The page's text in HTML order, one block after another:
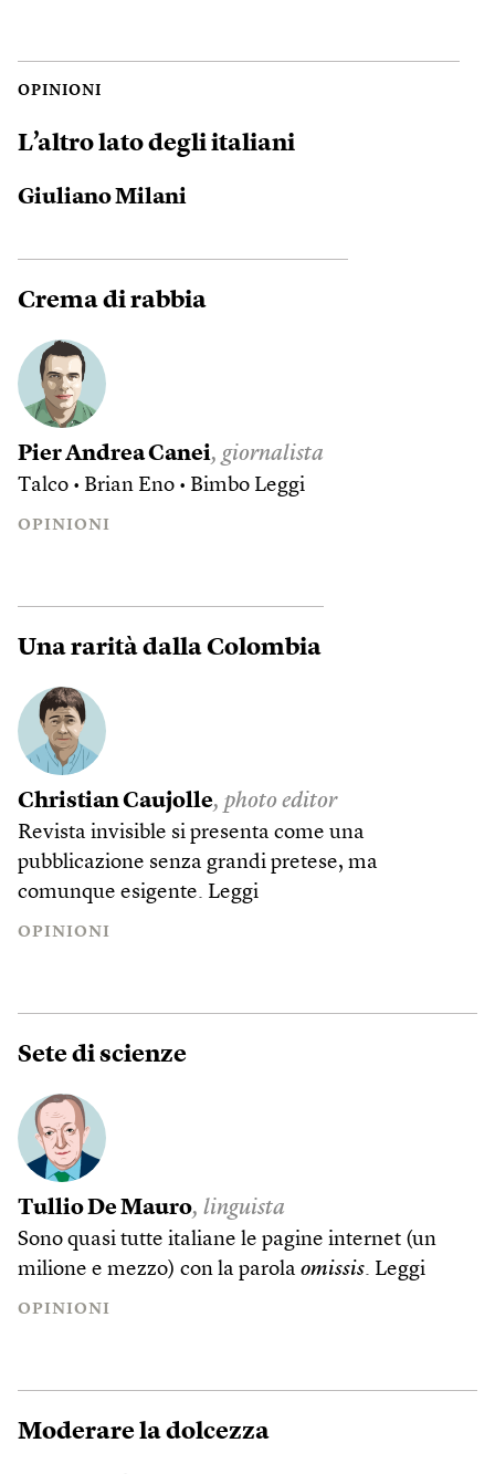
OPINIONI
L’altro lato degli italiani
Giuliano Milani
Crema di rabbia
Pier Andrea Canei, giornalista
Talco • Brian Eno • Bimbo Leggi
OPINIONI
Una rarità dalla Colombia
Christian Caujolle, photo editor
Revista invisible si presenta come una
pubblicazione senza grandi pretese, ma
comunque esigente. Leggi
OPINIONI
Sete di scienze
Tullio De Mauro, linguista
Sono quasi tutte italiane le pagine internet (un
milione e mezzo) con la parola omissis. Leggi
OPINIONI
Moderare la dolcezza